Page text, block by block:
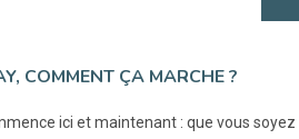
COMMENT ÇA MARCHE ?
ici et maintenant : que vous